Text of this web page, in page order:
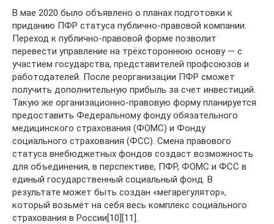
В мае 2020 было объявлено о планах подготовки к
приданию ПФР статуса публично-правовой компании.
Переход к публично-правовой форме позволит
перевести управление на трёхстороннюю основу — с
участием государства, представителей профсоюзов и
работодателей. После реорганизации ПФР сможет
получить дополнительную прибыль за счет инвестиций.
Такую же организационно-правовую форму планируется
предоставить Федеральному фонду обязательного
медицинского страхования (ФОМС) и Фонду
социального страхования (ФСС). Смена правового
статуса внебюджетных фондов создаст возможность
для объединения, в перспективе, ПФР, ФОМС и ФСС в
единый государственный социальный фонд. В
результате может быть создан «мегарегулятор»,
который возьмёт на себя весь комплекс социального
страхования в России[10][11].